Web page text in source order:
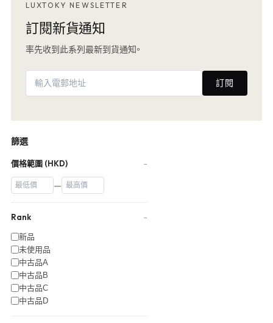
LUXTOKY NEWSLETTER
訂閱新貨通知
率先收到此系列最新到貨通知。
訂閱
篩選
價格範圍 (HKD) −
—
Rank −
新品
未使用品
中古品A
中古品B
中古品C
中古品D